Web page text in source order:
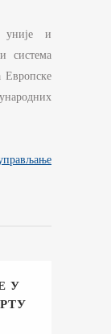
уније и
система
Европске
У